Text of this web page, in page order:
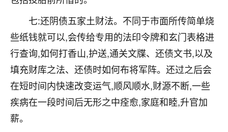
七:还阴债五家土财法。不同于市面所传简单烧
些纸钱就可以,会传给专用的法印令牌和玄门表格进
行查询,如何打香山,护送,通关文牒、还债文书,以及
填充财库之法、还债时如何布将军阵。还过之后会
在短时间内快速改变运气,顺风顺水,财源不断,一些
疾病在一段时间后无形之中痊愈,家庭和睦,升官加
薪。
心心相印
我身体不太好，总是病病殃殃的，去检查又没什么大
问题，反正就是不舒服。中医西医看遍了，找不到问
题，后来无意中看到有人推荐慧来老师，跟老师聊过
之后，心情豁然开朗，也听老师建议，处理了一些因
果问题。今年以来，身体比以前好多，主要是心情好
了，老师说境随心转，现在深有体会了。